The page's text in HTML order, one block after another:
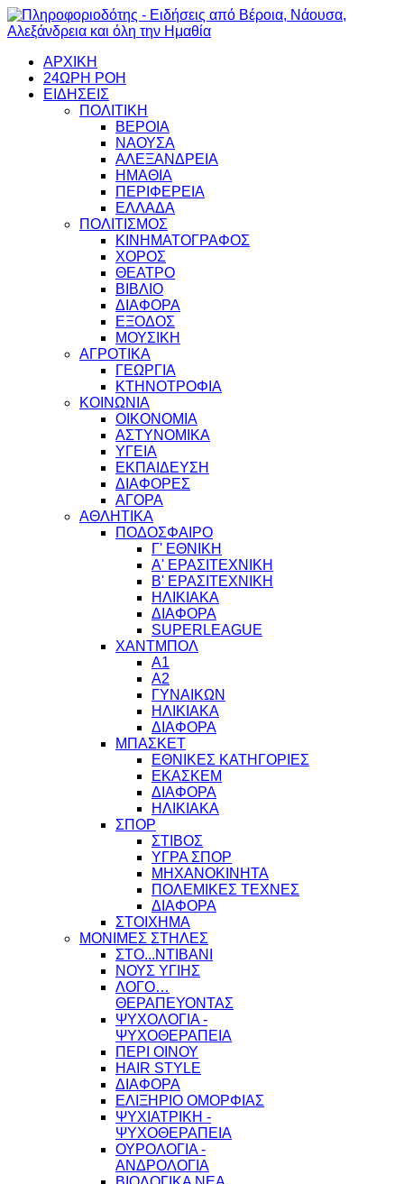
ΑΡΧΙΚΗ
24ΩΡΗ ΡΟΗ
ΕΙΔΗΣΕΙΣ
ΠΟΛΙΤΙΚΗ
ΒΕΡΟΙΑ
ΝΑΟΥΣΑ
ΑΛΕΞΑΝΔΡΕΙΑ
ΗΜΑΘΙΑ
ΠΕΡΙΦΕΡΕΙΑ
ΕΛΛΑΔΑ
ΠΟΛΙΤΙΣΜΟΣ
ΚΙΝΗΜΑΤΟΓΡΑΦΟΣ
ΧΟΡΟΣ
ΘΕΑΤΡΟ
ΒΙΒΛΙΟ
ΔΙΑΦΟΡΑ
ΕΞΟΔΟΣ
ΜΟΥΣΙΚΗ
ΑΓΡΟΤΙΚΑ
ΓΕΩΡΓΙΑ
ΚΤΗΝΟΤΡΟΦΙΑ
ΚΟΙΝΩΝΙΑ
ΟΙΚΟΝΟΜΙΑ
ΑΣΤΥΝΟΜΙΚΑ
ΥΓΕΙΑ
ΕΚΠΑΙΔΕΥΣΗ
ΔΙΑΦΟΡΕΣ
ΑΓΟΡΑ
ΑΘΛΗΤΙΚΑ
ΠΟΔΟΣΦΑΙΡΟ
Γ' ΕΘΝΙΚΗ
Α' ΕΡΑΣΙΤΕΧΝΙΚΗ
Β' ΕΡΑΣΙΤΕΧΝΙΚΗ
ΗΛΙΚΙΑΚΑ
ΔΙΑΦΟΡΑ
SUPERLEAGUE
ΧΑΝΤΜΠΟΛ
Α1
Α2
ΓΥΝΑΙΚΩΝ
ΗΛΙΚΙΑΚΑ
ΔΙΑΦΟΡΑ
ΜΠΑΣΚΕΤ
ΕΘΝΙΚΕΣ ΚΑΤΗΓΟΡΙΕΣ
ΕΚΑΣΚΕΜ
ΔΙΑΦΟΡΑ
ΗΛΙΚΙΑΚΑ
ΣΠΟΡ
ΣΤΙΒΟΣ
ΥΓΡΑ ΣΠΟΡ
ΜΗΧΑΝΟΚΙΝΗΤΑ
ΠΟΛΕΜΙΚΕΣ ΤΕΧΝΕΣ
ΔΙΑΦΟΡΑ
ΣΤΟΙΧΗΜΑ
ΜΟΝΙΜΕΣ ΣΤΗΛΕΣ
ΣΤΟ...ΝΤΙΒΑΝΙ
ΝΟΥΣ ΥΓΙΗΣ
ΛΟΓΟ…
ΘΕΡΑΠΕΥΟΝΤΑΣ
ΨΥΧΟΛΟΓΙΑ -
ΨΥΧΟΘΕΡΑΠΕΙΑ
ΠΕΡΙ ΟΙΝΟΥ
HAIR STYLE
ΔΙΑΦΟΡΑ
ΕΛΙΞΗΡΙΟ ΟΜΟΡΦΙΑΣ
ΨΥΧΙΑΤΡΙΚΗ -
ΨΥΧΟΘΕΡΑΠΕΙΑ
ΟΥΡΟΛΟΓΙΑ -
ΑΝΔΡΟΛΟΓΙΑ